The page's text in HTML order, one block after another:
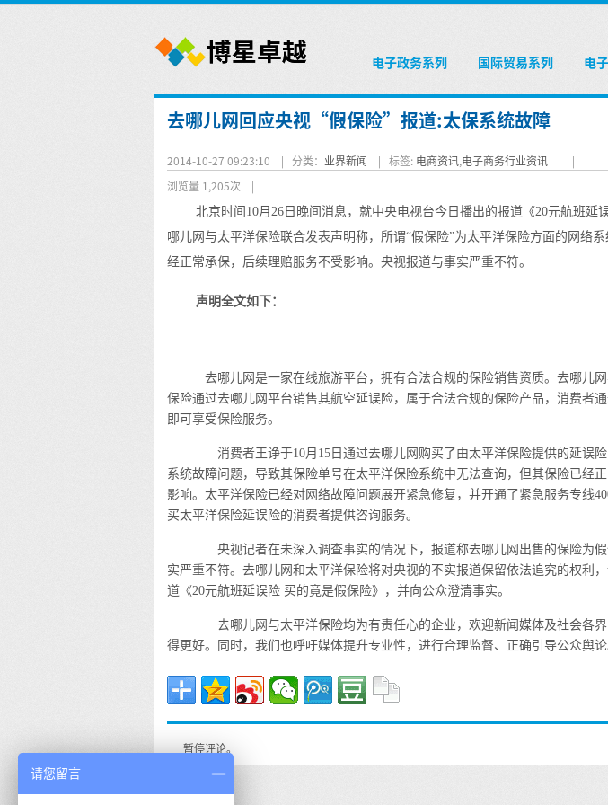
电子政务系列 国际贸易系列 电
去哪儿网回应央视“假保险”报道:太保系统故障
2014-10-27 09:23:10 | 分类： 业界新闻 | 标签: 电商资讯,电子商务行业资讯
|
浏览量 1,205次 |
北京时间10月26日晚间消息，就中央电视台今日播出的报道《20元航班延
哪儿网与太平洋保险联合发表声明称，所谓“假保险”为太平洋保险方面的网络
经正常承保，后续理赔服务不受影响。央视报道与事实严重不符。
声明全文如下：
去哪儿网是一家在线旅游平台，拥有合法合规的保险销售资质。去哪儿
保险通过去哪儿网平台销售其航空延误险，属于合法合规的保险产品，消费者通
即可享受保险服务。
消费者王诤于10月15日通过去哪儿网购买了由太平洋保险提供的延误
系统故障问题，导致其保险单号在太平洋保险系统中无法查询，但其保险已经
影响。太平洋保险已经对网络故障问题展开紧急修复，并开通了紧急服务专线
买太平洋保险延误险的消费者提供咨询服务。
央视记者在未深入调查事实的情况下，报道称去哪儿网出售的保险为假
实严重不符。去哪儿网和太平洋保险将对央视的不实报道保留依法追究的权利
道《20元航班延误险 买的竟是假保险》，并向公众澄清事实。
去哪儿网与太平洋保险均为有责任心的企业，欢迎新闻媒体及社会各界
得更好。同时，我们也呼吁媒体提升专业性，进行合理监督、正确引导公众舆论
暂停评论。
请您留言